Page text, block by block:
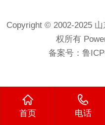
Copyright © 2002-2025
权所有
备案号： 鲁
首页 电话